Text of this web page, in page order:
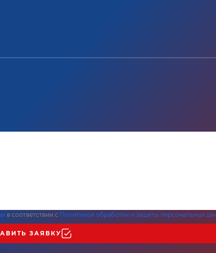
в соответствии с Политикой обработки и защиты персональных
ЗАЯВКУ